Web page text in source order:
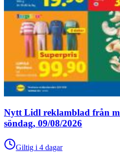
Nytt Lidl reklamblad från
söndag, 09/08/2026
Giltig i 4 dagar